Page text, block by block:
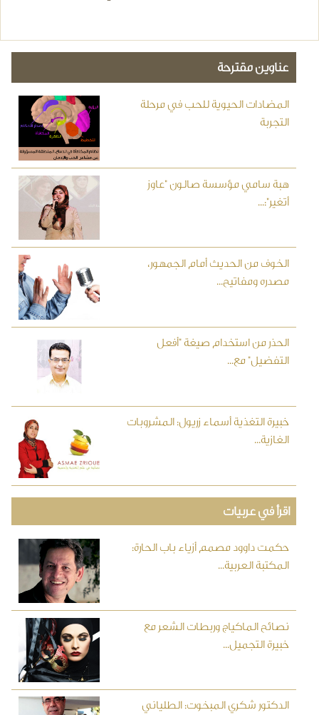
عناوين مقترحة
المضادات الحيوية للحب في مرحلة
التجربة
هبة سامي مؤسسة صالون "عاوز
أتغير":...
الخوف من الحديث أمام الجمهور،
مصدره ومفاتيح...
الحذر من استخدام صيغة "أفعل
التفضيل" مع...
خبيرة التغذية أسماء زريول: المشروبات
الغازية...
اقرأ في عربيات
حكمت داوود مصمم أزياء باب الحارة:
المكتبة العربية...
نصائح الماكياج وربطات الشعر مع
خبيرة التجميل...
الدكتور شكري المبخوت: الطلياني